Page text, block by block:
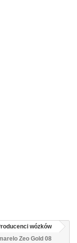
wózków
Zeo Gold 08